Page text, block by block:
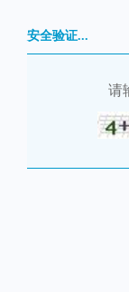
安全验证...
请